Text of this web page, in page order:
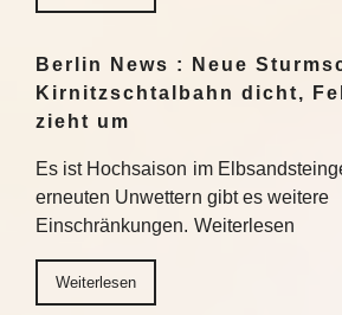
Berlin News : Neue
Kirnitzschtalbahn dicht,
zieht um
Es ist Hochsaison im
erneuten Unwettern gibt es weitere
Einschränkungen. Weiterlesen
Weiterlesen